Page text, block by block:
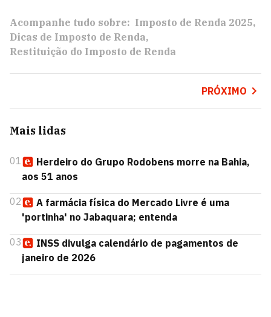
Acompanhe tudo sobre: Imposto de Renda 2025
Dicas de Imposto de Renda
Restituição do Imposto de Renda
PRÓXIMO
Mais lidas
01
Herdeiro do Grupo Rodobens morre na Bahia,
aos 51 anos
02
A farmácia física do Mercado Livre é uma
'portinha' no Jabaquara; entenda
03
INSS divulga calendário de pagamentos de
janeiro de 2026